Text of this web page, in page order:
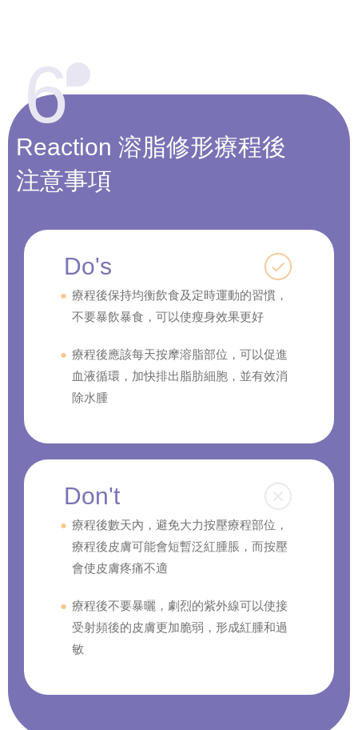
6
Reaction 溶脂修形療程後
注意事項
Do's
療程後保持均衡飲食及定時運動的習慣，
不要暴飲暴食，可以使瘦身效果更好
療程後應該每天按摩溶脂部位，可以促進
血液循環，加快排出脂肪細胞，並有效消
除水腫
Don't
療程後數天內，避免大力按壓療程部位，
療程後皮膚可能會短暫泛紅腫脹，而按壓
會使皮膚疼痛不適
療程後不要暴曬，劇烈的紫外線可以使接
受射頻後的皮膚更加脆弱，形成紅腫和過
敏